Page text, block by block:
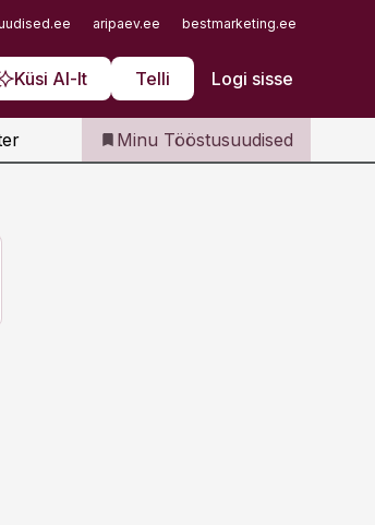
aripaev.ee bestmarketing.ee
Küsi AI-lt Telli Logi sisse
Iseteenindus
Telli Tööstusuudised
Minu Tööstusuudised